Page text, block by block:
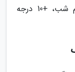
میانگین دما در روز، +22 درجه و هنگام شب، +10 درجه